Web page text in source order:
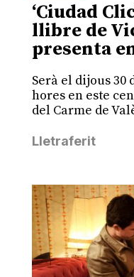
‘Ciudad
llibre de
presenta
Serà el dijous 30
hores en este
del Carme de
Lletraferit